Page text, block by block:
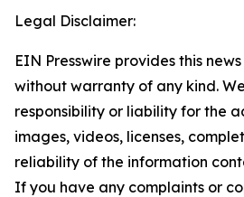
Legal Disclaimer:
EIN Presswire provides this
without warranty of any kind.
responsibility or liability for the
images, videos, licenses,
reliability of the information
If you have any complaints or